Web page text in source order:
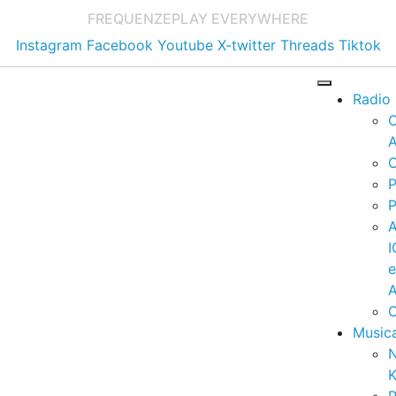
FREQUENZEPLAY EVERYWHERE
Instagram Facebook Youtube X-twitter Threads Tiktok
Radio
e